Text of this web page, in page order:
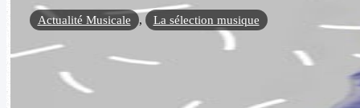
Actualité Musicale , La sélection musique